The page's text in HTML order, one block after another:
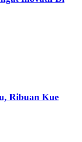
Ribuan Kue